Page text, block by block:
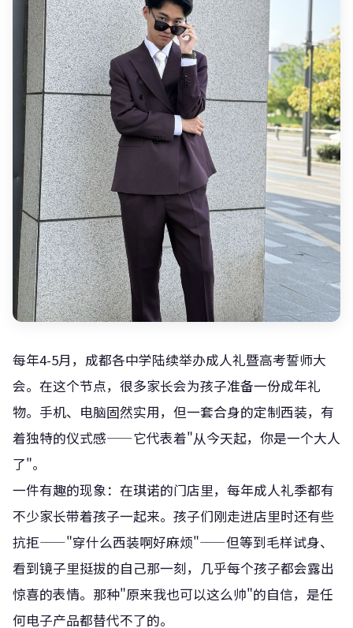
每年4-5月，成都各中学陆续举办成人礼暨高考誓师大
会。在这个节点，很多家长会为孩子准备一份成年礼
物。手机、电脑固然实用，但一套合身的定制西装，有
着独特的仪式感——它代表着"从今天起，你是一个大人
了"。
一件有趣的现象：在琪诺的门店里，每年成人礼季都有
不少家长带着孩子一起来。孩子们刚走进店里时还有些
抗拒——"穿什么西装啊好麻烦"——但等到毛样试身、
看到镜子里挺拔的自己那一刻，几乎每个孩子都会露出
惊喜的表情。那种"原来我也可以这么帅"的自信，是任
何电子产品都替代不了的。